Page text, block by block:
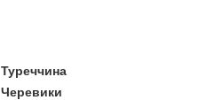
Туреччина
Черевики